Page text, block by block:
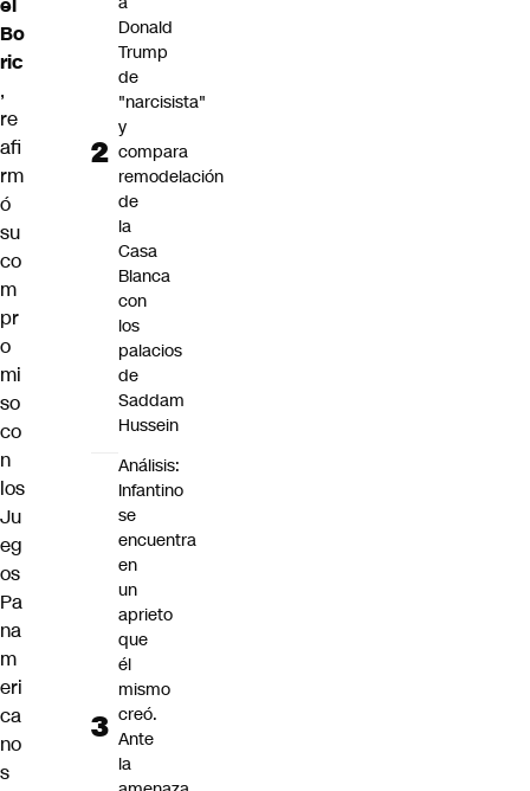
Bo
ric
,
re
afi
rm
ó
su
co
m
pr
o
mi
so
co
n
los
Ju
eg
os
Pa
na
m
eri
ca
no
s
Donald
Trump
de
"narcisista"
y
compara
remodelación
de
la
Casa
Blanca
con
los
palacios
de
Saddam
Hussein
Análisis:
Infantino
se
encuentra
en
un
aprieto
que
él
mismo
creó.
Ante
la